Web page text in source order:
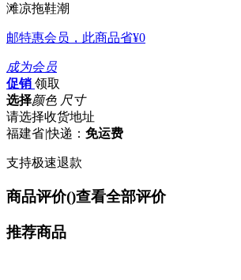
滩凉拖鞋潮
邮特惠会员，此商品省¥0
成为会员
促销 领取
选择颜色 尺寸
请选择收货地址
福建省|快递： 免运费
支持极速退款
商品评价()查看全部评价
推荐商品